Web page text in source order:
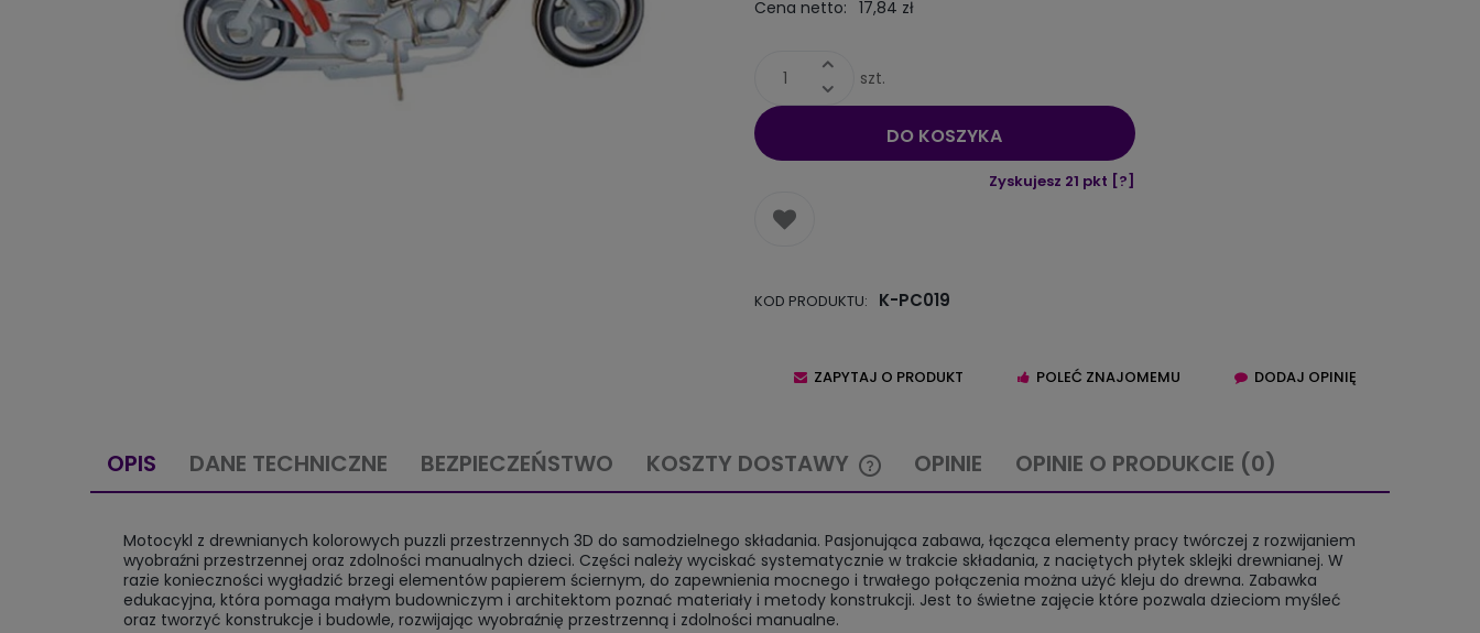
Cena netto: 17,84 zł
szt.
DO KOSZYKA
Zyskujesz 21 pkt [?]
KOD PRODUKTU: K-PC019
ZAPYTAJ O PRODUKT POLEĆ ZNAJOMEMU DODAJ OPINIĘ
OPIS DANE TECHNICZNE BEZPIECZEŃSTWO KOSZTY DOSTAWY
KOSZTÓW PŁATNOŚCI
OPINIE OPINIE O PRODUKCIE (0)
Motocykl z drewnianych kolorowych puzzli przestrzennych 3D do samodzielnego składania. Pasjonująca zabawa, łącząca elementy pracy twórczej z rozwijaniem
wyobraźni przestrzennej oraz zdolności manualnych dzieci. Części należy wyciskać systematycznie w trakcie składania, z naciętych płytek sklejki drewnianej. W
razie konieczności wygładzić brzegi elementów papierem ściernym, do zapewnienia mocnego i trwałego połączenia można użyć kleju do drewna. Zabawka
edukacyjna, która pomaga małym budowniczym i architektom poznać materiały i metody konstrukcji. Jest to świetne zajęcie które pozwala dzieciom myśleć
oraz tworzyć konstrukcje i budowle, rozwijając wyobraźnię przestrzenną i zdolności manualne.